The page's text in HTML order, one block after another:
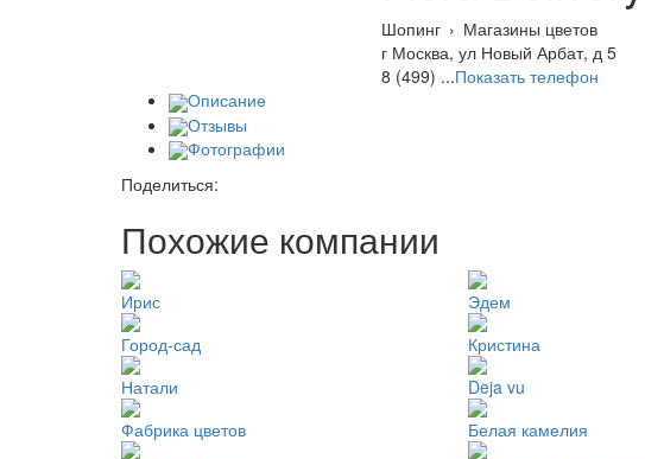
Шопинг › Магазины цветов
г Москва, ул Новый Арбат, д 5
8 (499) ...Показать телефон
Описание
Отзывы
Фотографии
Поделиться:
Похожие компании
Ирис Эдем
Город-сад
Кристина
Натали
Deja vu
Фабрика цветов
Белая камелия